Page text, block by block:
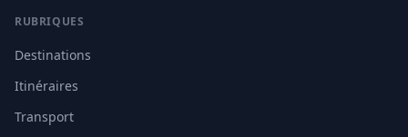
RUBRIQUES
Destinations
Itinéraires
Transport